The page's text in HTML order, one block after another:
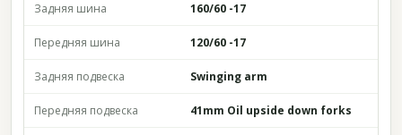
Задняя шина 160/60 -17
Передняя шина 120/60 -17
Задняя подвеска Swinging arm
Передняя подвеска 41mm Oil upside down forks